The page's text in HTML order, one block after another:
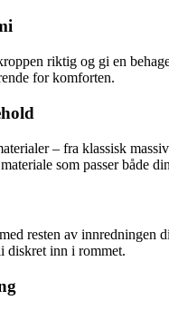
riktig og gi en
for komforten.
– fra klassisk
som passer både
resten av
diskret inn i rommet.